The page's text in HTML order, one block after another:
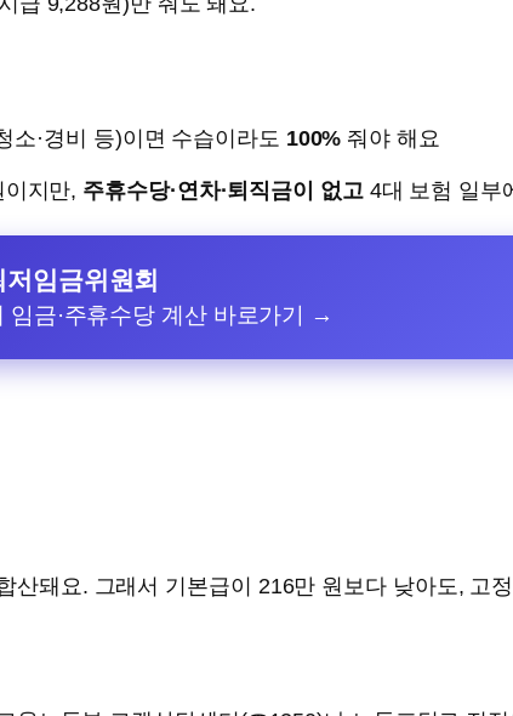
소·경비 등)이면 수습이라도 100% 줘야 해요
지만, 주휴수당·연차·퇴직금이 없고4대 보험 일부
저임금위원회
임금·주휴수당 계산 바로가기 →
산돼요. 그래서 기본급이 216만 원보다 낮아도, 고